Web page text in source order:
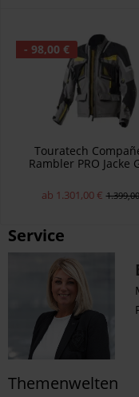
- 98,00 €
Touratech
Rambler PRO Jacke
ab 1.301,00 €
Service
Themenwelten